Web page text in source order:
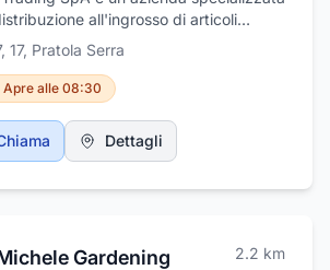
come kit fai da te per
grani e luppoli. Le recinzioni
per gli animali, gli isolatori, le
il caglio e le fuscelle sono solo alcuni
prodotti offerti da Meola Ingross-
all'ingrosso di articoli
e video. Professionalità, esperienza
tecnico.
17, Pratola Serra
Apre alle 08:30
Dettagli
Gardening 2.2 km